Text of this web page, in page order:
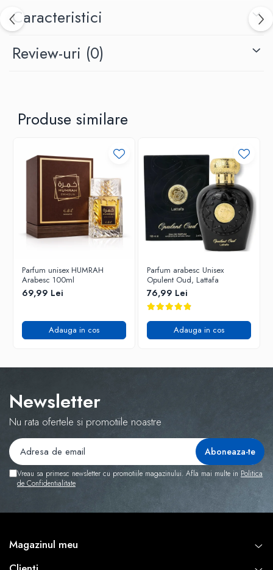
Caracteristici
Review-uri (0)
Produse similare
Parfum unisex HUMRAH
Arabesc 100ml
69,99 Lei
Adauga in cos
Parfum arabesc Unisex
Opulent Oud, Lattafa
76,99 Lei
Adauga in cos
Newsletter
Nu rata ofertele si promotiile noastre
Vreau sa primesc newsletter cu promotiile magazinului. Afla mai multe in Politica
de Confidentialitate
Magazinul meu